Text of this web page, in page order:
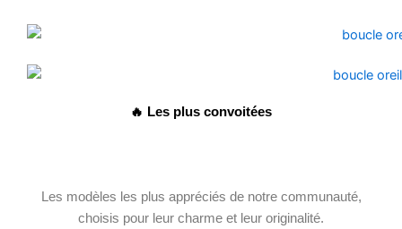
🔥 Les plus convoitées
Les modèles les plus appréciés de notre communauté,
choisis pour leur charme et leur originalité.